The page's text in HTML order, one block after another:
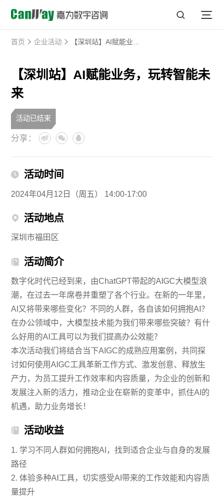
首页 企业活动
【深圳站】AI赋能业务，玩转智能未
来
活动已结束
分享：
活动时间
2024年04月12日（周五） 14:00-17:00
活动地点
深圳市福田区
活动简介
数字化时代已经到来，由ChatGPT带起的AIGC大模型浪
潮，在过去一年席卷并重塑了各个行业。在新的一年里，
AI又将带来哪些变化？不同的人群，各自该如何拥抱AI？
在办公领域中，大模型技术能为我们带来哪些突破？有什
么好用的AI工具可以为我们提高办公效能？
本次活动我们将结合当下AIGC的成熟应用案例，共同探
讨如何使用AIGC工具革新工作方式、激发创意、释放生
产力，为员工提升工作效率和内容质量，为企业的创新和
发展注入新的活力，推动企业在崭新的变革中，抓住AI的
机遇，助力业务增长！
活动收益
1. 学习不同人群如何拥抱AI，找到适合企业与自身的发展
路径
2. 体验多种AI工具，切实感受AI带来的工作效能和内容质
量提升